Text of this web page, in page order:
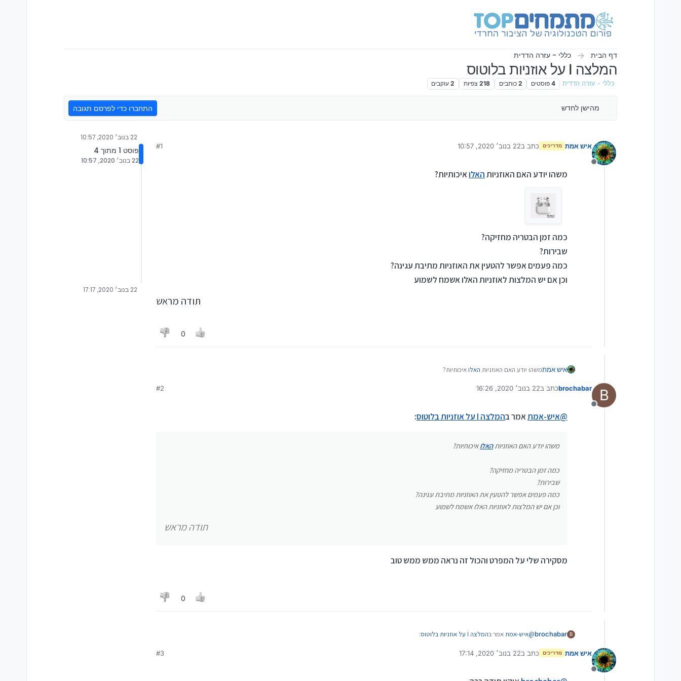
דף הבית כללי - עזרה הדדית
המלצה I על אוזניות בלוטוס
כללי - עזרה הדדית 4 פוסטים 2 כותבים 218 צפיות 2 עוקבים
מהישן לחדש התחברו כדי לפרסם תגובה
מנותק
איש אמת מדריכים כתב ב22 בנוב׳ 2020, 10:57
נערך לאחרונה על ידי
#1
משהו יודע האם האוזניותהאלואיכותיות?
כמה זמן הבטריה מחזיקה?
שבירות?
כמה פעמים אפשר להטעין את האוזניות מתיבת עגינה?
וכן אם יש המלצות לאוזניות האלו אשמח לשמוע
תודה מראש
0
איש אמתמשהו יודע האם האוזניות האלואיכותיות?
כמה פעמים אפשר להטעין את האוזניות מתיבת עגינה?
תודה מראש B
מנותק
brochabarכתב ב22 בנוב׳ 2020, 16:26
נערך לאחרונה על ידי
#2
@איש-אמתאמר בהמלצה I על אוזניות בלוטוס :
משהו יודע האם האוזניותהאלואיכותיות?
כמה זמן הבטריה מחזיקה?
שבירות?
כמה פעמים אפשר להטעין את האוזניות מתיבת עגינה?
וכן אם יש המלצות לאוזניות האלו אשמח לשמוע
תודה מראש
מסקירה שלי על המפרט והכול זה נראה ממש ממש טוב
0
B
brochabar
@איש-אמתאמר בהמלצה I על אוזניות בלוטוס :
מנותק
איש אמת מדריכים כתב ב22 בנוב׳ 2020, 17:14
נערך לאחרונה על ידי איש אמת
#3
22 בנוב׳ 2020, 10:57
פוסט 1 מתוך 4
22 בנוב׳ 2020, 10:57
22 בנוב׳ 2020, 17:17